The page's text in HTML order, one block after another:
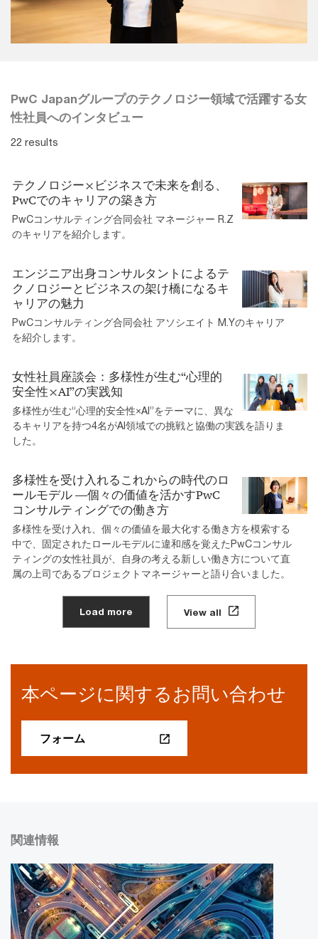
PwC Japanグループのテクノロジー領域で活躍する女
性社員へのインタビュー
22 results
テクノロジー×ビジネスで未来を創る、
PwCでのキャリアの築き方
PwCコンサルティング合同会社 マネージャー R.Z
のキャリアを紹介します。
エンジニア出身コンサルタントによるテ
クノロジーとビジネスの架け橋になるキ
ャリアの魅力
PwCコンサルティング合同会社 アソシエイト M.Yのキャリア
を紹介します。
女性社員座談会：多様性が生む“心理的
安全性×AI”の実践知
多様性が生む“心理的安全性×AI”をテーマに、異な
るキャリアを持つ4名がAI領域での挑戦と協働の実践を語りま
した。
多様性を受け入れるこれからの時代のロ
ールモデル ―個々の価値を活かすPwC
コンサルティングでの働き方
多様性を受け入れ、個々の価値を最大化する働き方を模索する
中で、固定されたロールモデルに違和感を覚えたPwCコンサル
ティングの女性社員が、自身の考える新しい働き方について直
属の上司であるプロジェクトマネージャーと語り合いました。
Load more View all
本ページに関するお問い合わせ
フォーム
関連情報